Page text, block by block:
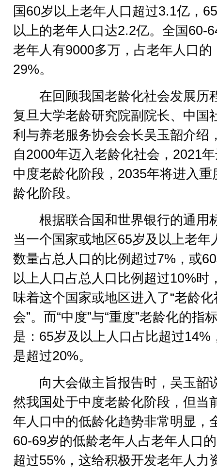
国60岁以上老年人口超过3.1亿，
以上的老年人口达2.2亿。全国60-
老年人有9000多万，占老年人口的
29%。
在回顾我国老龄化社会发展历
复旦大学老龄研究院副院长、中国
利与养老服务协会会长吴玉韶介绍
自2000年迈入老龄化社会，2021
中度老龄化阶段，2035年将进入重
龄化阶段。
根据联合国和世界银行的通用
当一个国家或地区65岁及以上老年
数量占总人口的比例超过7%，或
以上人口占总人口比例超过10%时
味着这个国家或地区进入了“老龄化
会”。而“中度”与“重度”老龄化的指
是：65岁及以上人口占比超过14%
是超过20%。
向大会做主旨报告时，吴玉韶
然我国处于中度老龄化阶段，但当
年人口中的低龄化趋势非常明显，
60-69岁的低龄老年人占老年人口
超过55%，这给积极开发老年人力